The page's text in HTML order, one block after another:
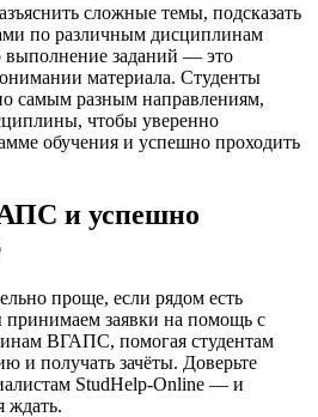
сложные темы, подсказать
по различным дисциплинам
выполнение заданий — это
материала. Студенты
самым разным направлениям,
чтобы уверенно
обучения и успешно проходить
и успешно
проще, если рядом есть
заявки на помощь с
ВГАПС, помогая студентам
и получать зачёты. Доверьте
StudHelp-Online — и
ждать.